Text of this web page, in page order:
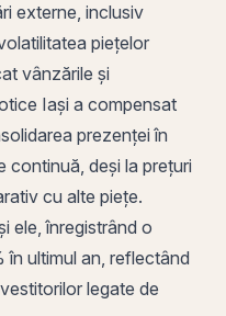
externe, inclusiv
piețelor
vânzările și
Iași a compensat
prezenței în
continuă, deși la prețuri
cu alte piețe.
ele, înregistrând o
în ultimul an, reflectând
legate de